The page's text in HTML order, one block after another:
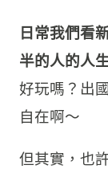
日常我們看
半的人的人
好玩嗎？出
自在啊～
但其實，也